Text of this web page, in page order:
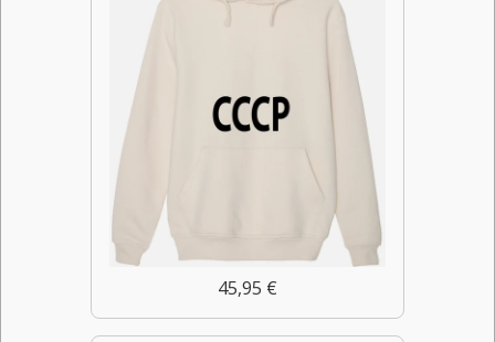
45,95 €